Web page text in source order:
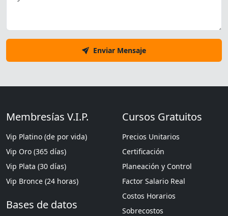
Enviar Mensaje
Membresías V.I.P.
Vip Platino (de por vida)
Vip Oro (365 días)
Vip Plata (30 días)
Vip Bronce (24 horas)
Bases de datos
Cursos Gratuitos
Precios Unitarios
Certificación
Planeación y Control
Factor Salario Real
Costos Horarios
Sobrecostos